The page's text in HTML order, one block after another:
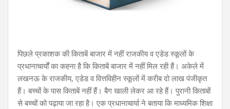
पिछले प्रकाशक की किताबें बाजार में नहीं राजकीय व एडेड स्कूलों के
प्रधानाचार्यों का कहना है कि किताबें बाजार में नहीं मिल रही हैं। अकेले में
लखनऊ के राजकीय, एडेड व वित्तविहीन स्कूलों में करीब दो लाख पंजीकृत
हैं। बच्चों के पास किताबें नहीं हैं। बैग खाली लेकर आ रहे हैं। पुरानी किताबों
से बच्चों को पढ़ाया जा रहा है। एक प्रधानाचार्या ने बताया कि माध्यमिक शिक्षा